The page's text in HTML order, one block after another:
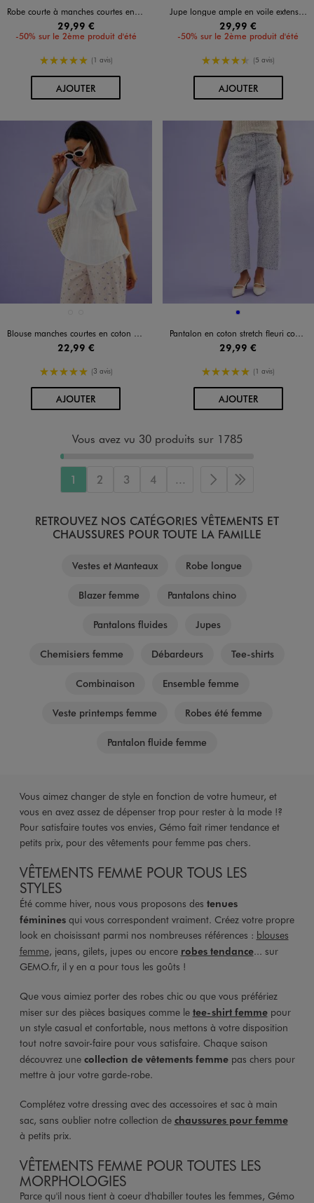
Robe courte à manches courtes en dentelle extensible look romantique femme
29,99 €
-50% sur le 2ème produit d'été
5/5 de moyenne
(1 avis)
AJOUTERAU PANIER
Jupe longue ample en voile extensible et texturé femme
29,99 €
-50% sur le 2ème produit d'été
4.5/5 de moyenne
(5 avis)
AJOUTERAU PANIER
Blouse manches courtes en coton ajouré et brodé femme
22,99 €
5/5 de moyenne
(3 avis)
AJOUTERAU PANIER
Disponible en 1 coloris
BLEU
Pantalon en coton stretch fleuri coupe droite
29,99 €
5/5 de moyenne
(1 avis)
AJOUTERAU PANIER
Vous avez vu 30 produits sur 1785
1 2 3 4 ... Page suivante
Dernière page
RETROUVEZ NOS CATÉGORIES VÊTEMENTS ET
CHAUSSURES POUR TOUTE LA FAMILLE
Vestes et Manteaux Robe longue
Blazer femme Pantalons chino
Pantalons fluides Jupes
Chemisiers femme Débardeurs Tee-shirts
Combinaison Ensemble femme
Veste printemps femme Robes été femme
Pantalon fluide femme
Vous aimez changer de style en fonction de votre humeur, et
vous en avez assez de dépenser trop pour rester à la mode !?
Pour satisfaire toutes vos envies, Gémo fait rimer tendance et
petits prix, pour des vêtements pour femme pas chers.
VÊTEMENTS FEMME POUR TOUS LES
STYLES
Été comme hiver, nous vous proposons des tenues
féminines qui vous correspondent vraiment. Créez votre propre
look en choisissant parmi nos nombreuses références : blouses
femme, jeans, gilets, jupes ou encore robes tendance... sur
GEMO.fr, il y en a pour tous les goûts !
Que vous aimiez porter des robes chic ou que vous préfériez
miser sur des pièces basiques comme le tee-shirt femmepour
un style casual et confortable, nous mettons à votre disposition
tout notre savoir-faire pour vous satisfaire. Chaque saison
découvrez une collection de vêtements femmepas chers pour
mettre à jour votre garde-robe.
Complétez votre dressing avec des accessoires et sac à main
sac, sans oublier notre collection de chaussures pour femme
à petits prix.
VÊTEMENTS FEMME POUR TOUTES LES
MORPHOLOGIES
Parce qu'il nous tient à coeur d'habiller toutes les femmes, Gémo